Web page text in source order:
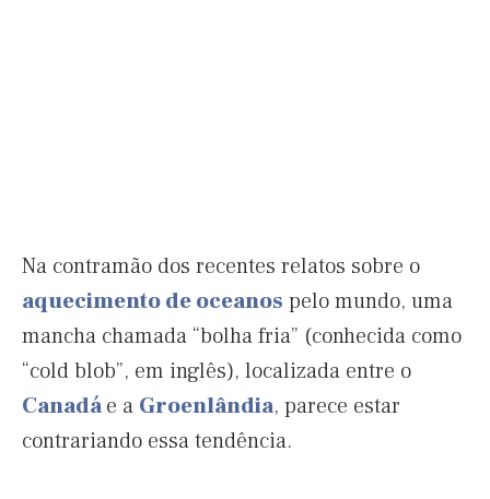
Na contramão dos recentes relatos sobre o
aquecimento de oceanos pelo mundo, uma
mancha chamada “bolha fria” (conhecida como
“cold blob”, em inglês), localizada entre o
Canadáe a Groenlândia, parece estar
contrariando essa tendência.